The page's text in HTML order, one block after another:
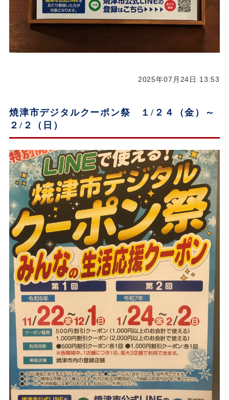
2025年07月24日 13:53
焼津市デジタルクーポン祭 １/２４（金）～
２/２（日）